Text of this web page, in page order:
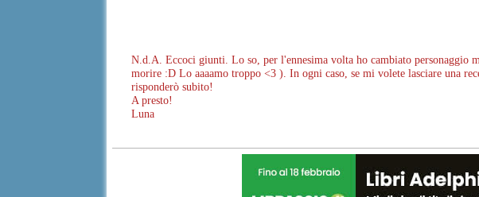
N.d.A. Eccoci giunti. Lo so, per l'ennesima volta ho cambiato personaggio
morire :D Lo aaaamo troppo <3 ). In ogni caso, se mi volete lasciare una
risponderò subito!
A presto!
Luna